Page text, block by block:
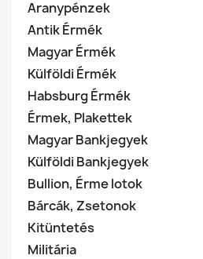
Aranypénzek
Antik Érmék
Magyar Érmék
Külföldi Érmék
Habsburg Érmék
Érmek, Plakettek
Magyar Bankjegyek
Külföldi Bankjegyek
Bullion, Érme lotok
Bárcák, Zsetonok
Kitüntetés
Militária